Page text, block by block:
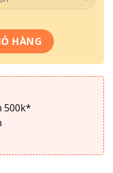
phòng khách , phòng
HÀNG
500k*